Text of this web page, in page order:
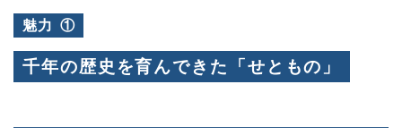
魅力 ①
千年の歴史を育んできた「せともの」